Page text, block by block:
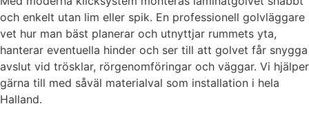
och enkelt utan lim eller spik. En professionell golvläggare
vet hur man bäst planerar och utnyttjar rummets yta,
hanterar eventuella hinder och ser till att golvet får snygga
avslut vid trösklar, rörgenomföringar och väggar. Vi hjälper
gärna till med såväl materialval som installation i hela
Halland.